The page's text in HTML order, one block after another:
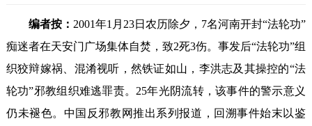
编者按： 2001年1月23日农历除夕，7名河南开封“法轮功”
痴迷者在天安门广场集体自焚，致2死3伤。事发后“法轮功”组
织狡辩嫁祸、混淆视听，然铁证如山，李洪志及其操控的“法
轮功”邪教组织难逃罪责。25年光阴流转，该事件的警示意义
仍未褪色。中国反邪教网推出系列报道，回溯事件始末以鉴